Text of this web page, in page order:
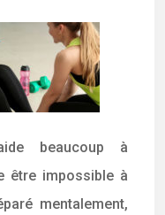
beaucoup à
être impossible à
mentalement,